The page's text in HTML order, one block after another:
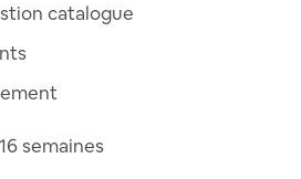
catalogue
semaines